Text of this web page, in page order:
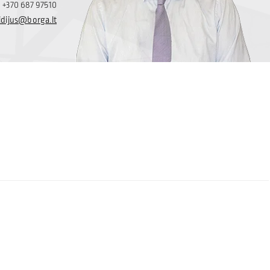
+370 687 97510